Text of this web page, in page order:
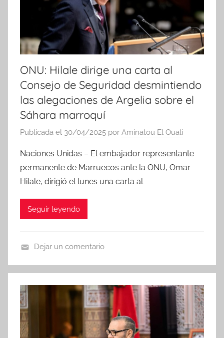
ONU: Hilale dirige una carta al
Consejo de Seguridad desmintiendo
las alegaciones de Argelia sobre el
Sáhara marroquí
Publicada el 30/04/2025 por Aminatou El Ouali
Naciones Unidas – El embajador representante
permanente de Marruecos ante la ONU, Omar
Hilale, dirigió el lunes una carta al
Seguir leyendo
o
t
i
c
i
Dejar un comentario